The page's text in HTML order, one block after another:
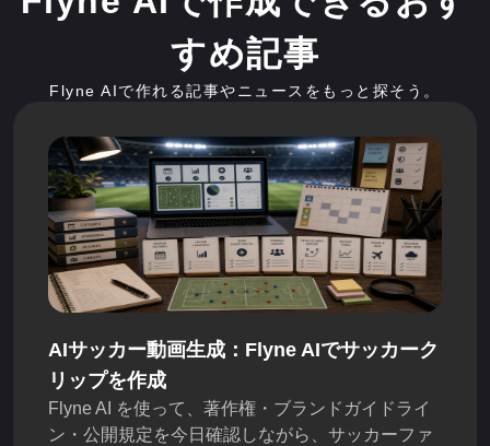
すめ記事
Flyne AIで作れる記事やニュースをもっと探そう。
AIサッカー動画生成：Flyne AIでサッカーク
リップを作成
Flyne AI を使って、著作権・ブランドガイドライ
ン・公開規定を今日確認しながら、サッカーファ